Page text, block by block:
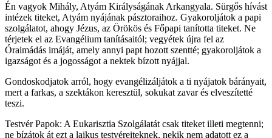
Én vagyok Mihály, Atyám Királyságának Arkangyala. Sürgős hívást
intézek titeket, Atyám nyájának pásztoraihoz. Gyakoroljátok a papi
szolgálatot, ahogy Jézus, az Örökös és Főpapi tanította titeket. Ne
térjetek el az Evangélium tanításaitól; vegyétek újra fel az
Óraimádás imáját, amely annyi papt hozott szentté; gyakoroljátok a
igazságot és a jogosságot a nektek bízott nyájjal.
Gondoskodjatok arról, hogy evangélizáljátok a ti nyájatok bárányait,
mert a farkas, a szektákon keresztül, sokukat zavar és elveszítetté
teszi.
Testvér Papok: A Eukarisztia Szolgálatát csak titeket illeti megtenni;
ne bízátok át ezt a laikus testvéreiteknek, nekik nem adatott ez a